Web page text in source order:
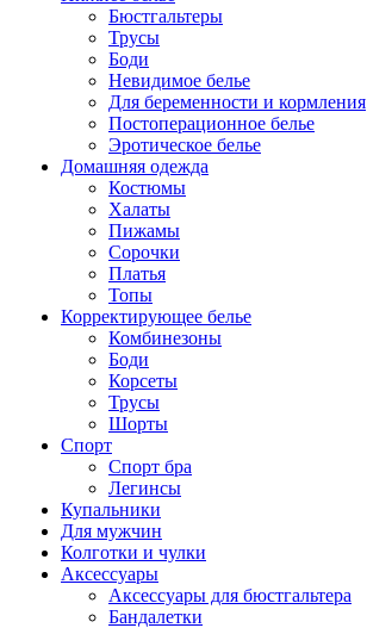
Бюстгальтеры
Трусы
Боди
Невидимое белье
Для беременности и кормления
Постоперационное белье
Эротическое белье
Домашняя одежда
Костюмы
Халаты
Пижамы
Сорочки
Платья
Топы
Корректирующее белье
Комбинезоны
Боди
Корсеты
Трусы
Шорты
Спорт
Спорт бра
Легинсы
Купальники
Для мужчин
Колготки и чулки
Аксессуары
Аксессуары для бюстгальтера
Бандалетки